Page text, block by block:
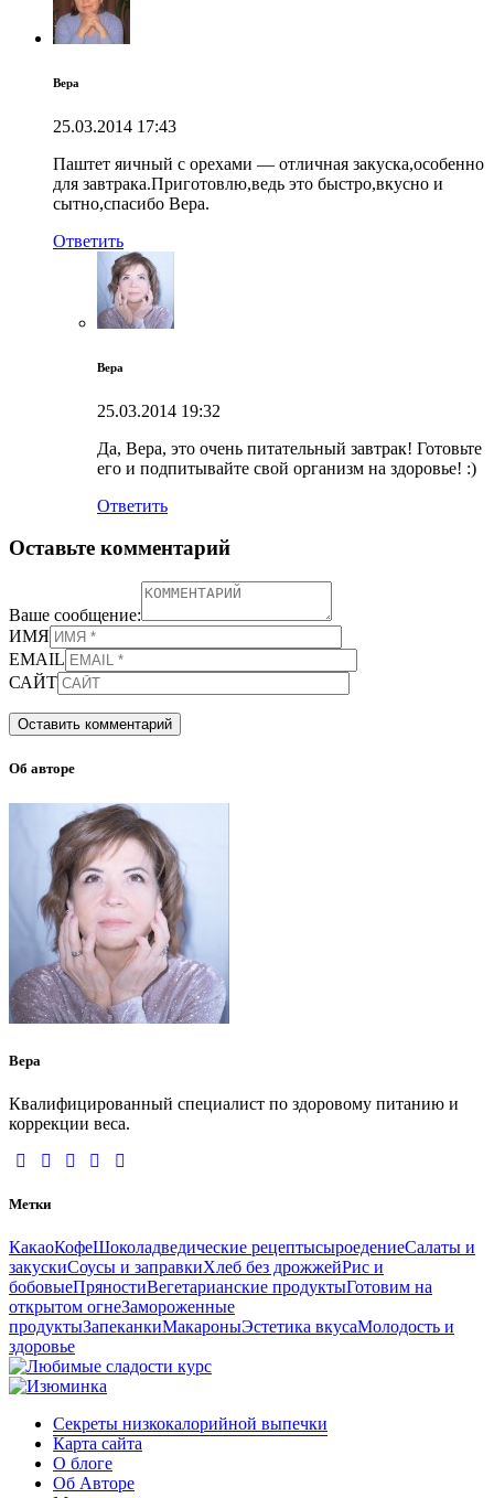
Вера
25.03.2014 17:43
Паштет яичный с орехами — отличная закуска,особенно
для завтрака.Приготовлю,ведь это быстро,вкусно и
сытно,спасибо Вера.
Ответить
Вера
25.03.2014 19:32
Да, Вера, это очень питательный завтрак! Готовьте
его и подпитывайте свой организм на здоровье! :)
Ответить
Оставьте комментарий
Ваше сообщение:
ИМЯ
EMAIL
САЙТ
Об авторе
Вера
Квалифицированный специалист по здоровому питанию и
коррекции веса.
Метки
КакаоКофеШоколадведические рецептысыроедениеСалаты и
закускиСоусы и заправкиХлеб без дрожжейРис и
бобовыеПряностиВегетарианские продуктыГотовим на
открытом огнеЗамороженные
продуктыЗапеканкиМакароныЭстетика вкусаМолодость и
здоровье
Секреты низкокалорийной выпечки
Карта сайта
О блоге
Об Авторе